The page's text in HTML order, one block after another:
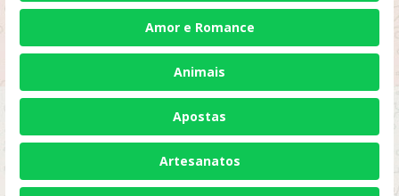
Amor e Romance
Animais
Apostas
Artesanatos